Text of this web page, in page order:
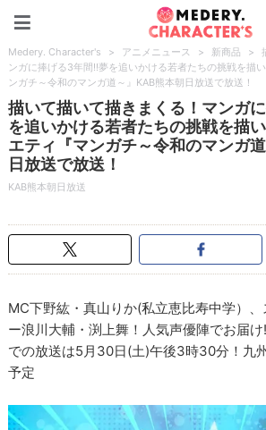
Medery. Character's > アニメニュース > 新商品 >
ンガに捧げる3年間!!夢を追いかける若者たちの挑戦を描
ンガチ～令和のマンガ道～』KAB熊本朝日放送で放送！
描いて描いて描きまくる！マンガ
を追いかける若者たちの挑戦を描
エティ『マンガチ～令和のマンガ
日放送で放送！
KAB熊本朝日放送
MC下野紘・真山りか(私立恵比寿中学）
ー浪川大輔・渕上舞！人気声優陣でお届
での放送は5月30日(土)午後3時30分！九
予定